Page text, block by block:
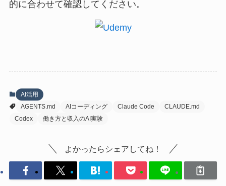
的に合わせて確認してください。
AI活用
AGENTS.md
AIコーディング Claude Code
CLAUDE.md
Codex
働き方と収入のAI実験
よかったらシェアしてね！